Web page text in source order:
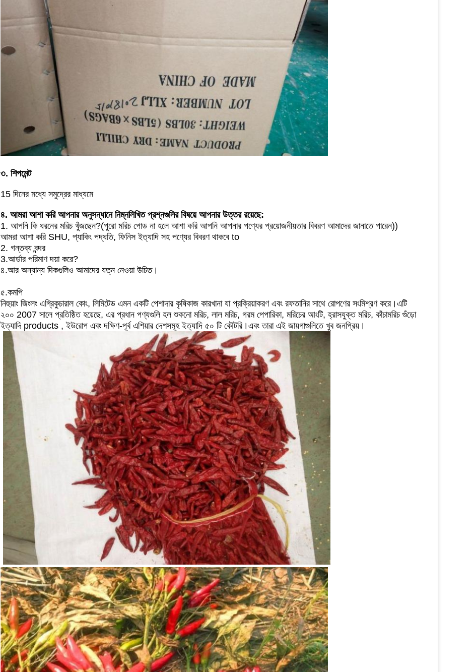
৩. শিপমেন্ট
15 দিনের মধ্যে সমুদ্রের মাধ্যমে
৪. আমরা আশা করি আপনার অনুসন্ধানে নিম্নলিখিত প্রশ্নগুলির বিষয়ে আপনার উত্তর রয়েছে:
1. আপনি কি ধরনের মরিচ খুঁজছেন?(পুরো মরিচ পোড না হলে আশা করি আপনি আপনার পণ্যের প্রয়োজনীয়তার বিবরণ আমাদের জানাতে পারেন))
আমরা আশা করি SHU, প্যাকিং পদ্ধতি, ফিনিস ইত্যাদি সহ পণ্যের বিবরণ থাকবে to
2. গন্তব্য বন্দর
3.আর্ডার পরিমাণ দয়া করে?
৪.আর অন্যান্য দিকগুলিও আমাদের যত্ন নেওয়া উচিত।
৫.কমপি
নিহুয়াং জিংলং এগ্রিকুচারাল কোং, লিমিটেড এমন একটি পেশাদার কৃষিকাজ কারখানা যা প্রক্রিয়াকরণ এবং রফতানির সাথে রোপণের সংমিশ্রণ করে।এটি
২০০ 2007 সালে প্রতিষ্ঠিত হয়েছে, এর প্রধান পণ্যগুলি হল শুকনো মরিচ, লাল মরিচ, গরম পেপারিকা, মরিচের আংটি, হ্রাসযুক্ত মরিচ, কাঁচামরিচ গুঁড়ো
ইত্যাদি products , ইউরোপ এবং দক্ষিণ-পূর্ব এশিয়ার দেশসমূহ ইত্যাদি ৫০ টি কৌটরি।এবং তারা এই জায়গাগুলিতে খুব জনপ্রিয়।